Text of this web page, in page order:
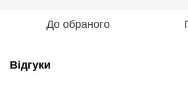
До обраного
Відгуки